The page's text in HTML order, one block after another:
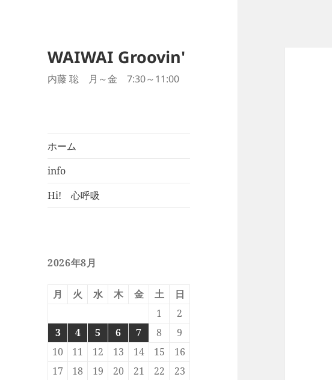
WAIWAI Groovin'
内藤 聡 月～金 7:30～11:00
ホーム
info
Hi! 心呼吸
2026年8月
月 火 水 木 金 土
日
1
2
3
4 5 6 7 8
9
10
11 12 13 14 15
16
17
18 19 20 21 22
23